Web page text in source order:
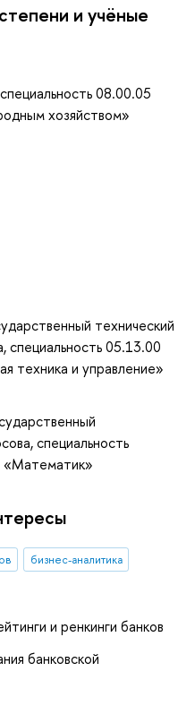
и учёные
08.00.05
хозяйством»
технический
специальность 05.13.00
техника и управление»
специальность
«Математик»
бизнес-аналитика
и ренкинги банков
банковской